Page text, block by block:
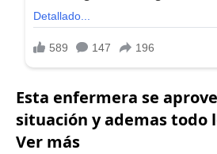
Esta enfermera se
situación y ademas todo
Ver más